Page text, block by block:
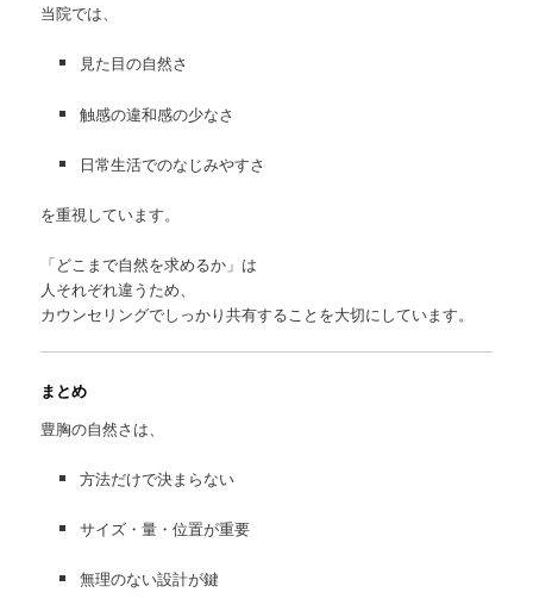
当院では、
見た目の自然さ
触感の違和感の少なさ
日常生活でのなじみやすさ
を重視しています。
「どこまで自然を求めるか」は
人それぞれ違うため、
カウンセリングでしっかり共有することを大切にしています。
まとめ
豊胸の自然さは、
方法だけで決まらない
サイズ・量・位置が重要
無理のない設計が鍵